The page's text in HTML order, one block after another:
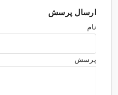
ارسال پرسش
نام
پرسش